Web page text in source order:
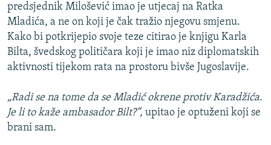
predsjednik Milošević imao je utjecaj na Ratka
Mladića, a ne on koji je čak tražio njegovu smjenu.
Kako bi potkrijepio svoje teze citirao je knjigu Karla
Bilta, švedskog političara koji je imao niz diplomatskih
aktivnosti tijekom rata na prostoru bivše Jugoslavije.
„Radi se na tome da se Mladić okrene protiv Karadžića.
Je li to kaže ambasador Bilt?“, upitao je optuženi koji se
brani sam.